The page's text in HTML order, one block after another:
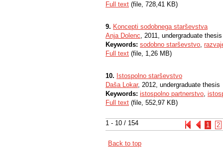
1 - 10 / 154 1 2
Full text (file, 728,41 KB)
9. Koncepti sodobnega starševstva
Anja Dolenc, 2011, undergraduate thesis
Keywords: sodobno starševstvo,
Full text (file, 1,26 MB)
10. Istospolno starševstvo
Daša Lokar, 2012, undergraduate thesis
Keywords: istospolno partnerstvo,
Full text (file, 552,97 KB)
Back to top